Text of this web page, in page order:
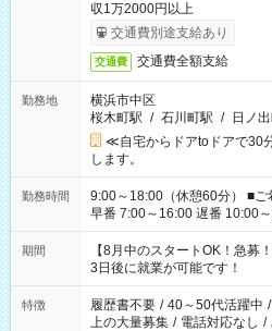
収1万2000円以上
交通費別途支給あり
交通費 交通費全額支給
勤務地
横浜市中区
桜木町駅 / 石川町駅 / 日ノ
≪自宅からドアtoドアで30
します。
勤務時間
9:00～18:00（休憩60分） ■ご希望があれば下記シフトもOK！
早番 7:00～16:00 遅番 10:00～
と休みを合わせたい」 「余裕
「できれば残業はしたくない
ね。 ※Wワーク希望の方へ 今ご覧のお仕事で希望する勤務時間
と、もう1つのお仕事の勤務
合は応募できません。
期間
【8月中のスタートOK！急
3日後に就業が可能です！
特徴 履歴書不要 / 40～50代活躍中 /
上の大量募集 / 電話対応なし /